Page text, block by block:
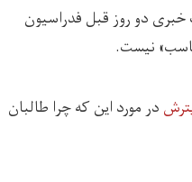
دو روز قبل فدراسیون
نیست.
در مورد این که چرا طالبان